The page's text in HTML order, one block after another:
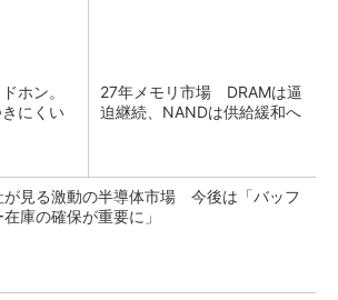
ホン。
にくい
27年メモリ市場 DRAMは逼
迫継続、NANDは供給緩和へ
が見る激動の半導体市場 今後は「バッフ
在庫の確保が重要に」